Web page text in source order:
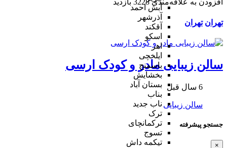
آبش احمد
آذرشهر
آقکند
اسکو
اهر
ایلخچی
باسمنج
بخشایش
بستان آباد
بناب
ناب جدید
ترک
ترکمانچای
تسوج
تیکمه داش
افزودن به علاقه‌مندی 3228 بازدید
تهران تهران
سالن زیبایی مادر و کودک ارسی
6 سال قبل
سالن زیبایی
جستجو پیشرفته
×